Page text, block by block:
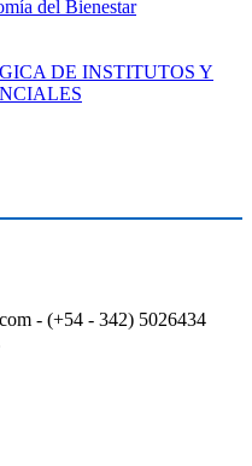
del Bienestar
DE INSTITUTOS Y
- (+54 - 342) 5026434